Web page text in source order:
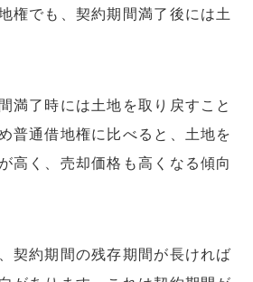
権でも、契約期間満了後には土
満了時には土地を取り戻すこと
普通借地権に比べると、土地を
高く、売却価格も高くなる傾向
契約期間の残存期間が長ければ